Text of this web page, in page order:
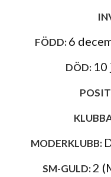
FÖDD:6
DÖD: 10
MODERKLUBB:
SM-GULD:2